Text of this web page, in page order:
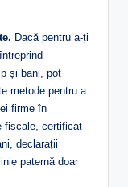
Dacă pentru a-ți
și bani, pot
metode pentru a
firme în
fiscale, certificat
declarații
paternă doar